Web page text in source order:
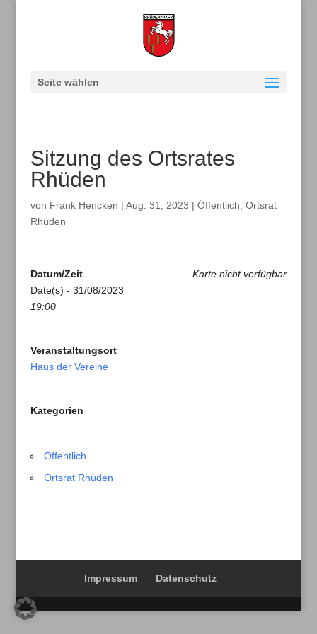
Seite wählen
Sitzung des Ortsrates
Rhüden
von Frank Hencken | Aug. 31, 2023 | Öffentlich Ortsrat
Rhüden
Karte nicht verfügbar
Datum/Zeit
Date(s) - 31/08/2023
19:00
Veranstaltungsort
Haus der Vereine
Kategorien
Öffentlich
Ortsrat Rhüden
Impressum Datenschutz